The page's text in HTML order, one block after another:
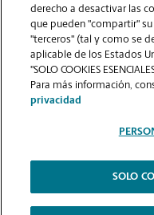
VER LA
2026.
The UPS Store | Aviso de
Contraste Alto
derecho a desactivar las
que pueden "compartir"
"terceros" (tal y como se
aplicable de los Estados
"SOLO COOKIES
Para más información,
privacidad
SOLO